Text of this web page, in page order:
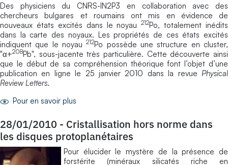
Des physiciens du CNRS-IN2P3 en collaboration avec des
chercheurs bulgares et roumains ont mis en évidence de
nouveaux états excités dans le noyau212Po, totalement inédits
dans la carte des noyaux. Les propriétés de ces états excités
indiquent que le noyau212Po possède une structure en cluster,
"α+208Pb", sous-jacente très particulière. Cette découverte ainsi
que le début de sa compréhension théorique font l’objet d’une
publication en ligne le 25 janvier 2010 dans la revue Physical
Review Letters.
Pour en savoir plus
28/01/2010 - Cristallisation hors norme dans
les disques protoplanétaires
Pour élucider le mystère de la présence de
forstérite (minéraux silicatés riche en